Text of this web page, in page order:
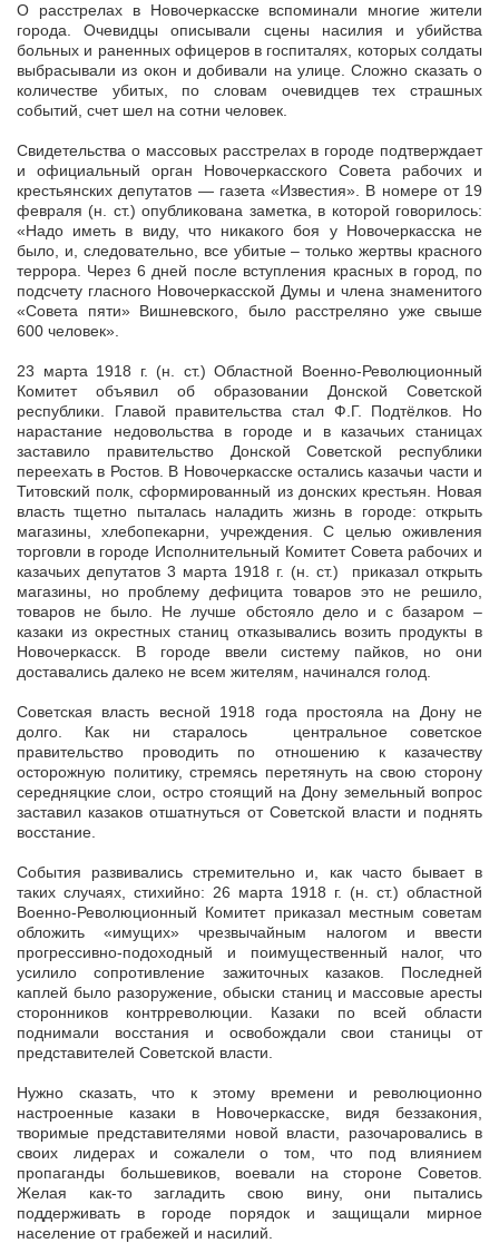
О расстрелах в Новочеркасске вспоминали многие жители
города. Очевидцы описывали сцены насилия и убийства
больных и раненных офицеров в госпиталях, которых солдаты
выбрасывали из окон и добивали на улице. Сложно сказать о
количестве убитых, по словам очевидцев тех страшных
событий, счет шел на сотни человек.
Свидетельства о массовых расстрелах в городе подтверждает
и официальный орган Новочеркасского Совета рабочих и
крестьянских депутатов — газета «Известия». В номере от 19
февраля (н. ст.) опубликована заметка, в которой говорилось:
«Надо иметь в виду, что никакого боя у Новочеркасска не
было, и, следовательно, все убитые – только жертвы красного
террора. Через 6 дней после вступления красных в город, по
подсчету гласного Новочеркасской Думы и члена знаменитого
«Совета пяти» Вишневского, было расстреляно уже свыше
600 человек».
23 марта 1918 г. (н. ст.) Областной Военно-Революционный
Комитет объявил об образовании Донской Советской
республики. Главой правительства стал Ф.Г. Подтёлков. Но
нарастание недовольства в городе и в казачьих станицах
заставило правительство Донской Советской республики
переехать в Ростов. В Новочеркасске остались казачьи части и
Титовский полк, сформированный из донских крестьян. Новая
власть тщетно пыталась наладить жизнь в городе: открыть
магазины, хлебопекарни, учреждения. С целью оживления
торговли в городе Исполнительный Комитет Совета рабочих и
казачьих депутатов 3 марта 1918 г. (н. ст.) приказал открыть
магазины, но проблему дефицита товаров это не решило,
товаров не было. Не лучше обстояло дело и с базаром –
казаки из окрестных станиц отказывались возить продукты в
Новочеркасск. В городе ввели систему пайков, но они
доставались далеко не всем жителям, начинался голод.
Советская власть весной 1918 года простояла на Дону не
долго. Как ни старалось центральное советское
правительство проводить по отношению к казачеству
осторожную политику, стремясь перетянуть на свою сторону
середняцкие слои, остро стоящий на Дону земельный вопрос
заставил казаков отшатнуться от Советской власти и поднять
восстание.
События развивались стремительно и, как часто бывает в
таких случаях, стихийно: 26 марта 1918 г. (н. ст.) областной
Военно-Революционный Комитет приказал местным советам
обложить «имущих» чрезвычайным налогом и ввести
прогрессивно-подоходный и поимущественный налог, что
усилило сопротивление зажиточных казаков. Последней
каплей было разоружение, обыски станиц и массовые аресты
сторонников контрреволюции. Казаки по всей области
поднимали восстания и освобождали свои станицы от
представителей Советской власти.
Нужно сказать, что к этому времени и революционно
настроенные казаки в Новочеркасске, видя беззакония,
творимые представителями новой власти, разочаровались в
своих лидерах и сожалели о том, что под влиянием
пропаганды большевиков, воевали на стороне Советов.
Желая как-то загладить свою вину, они пытались
поддерживать в городе порядок и защищали мирное
население от грабежей и насилий.